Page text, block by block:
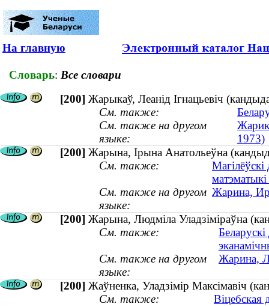
На главную
Словарь: Все словари
[200] Жарыкаў, Леанід Ігнацьевіч
См. также:
См. также на другом
языке:
1973)
[200] Жарына, Ірына Анатольеўна
См. также:
См. также на другом
языке:
Жарина,
[200] Жарына, Людміла Уладзіміраўна
См. также:
См. также на другом
языке:
Жарина,
[200] Жаўненка, Уладзімір Максімавіч
См. также:
Віцебская